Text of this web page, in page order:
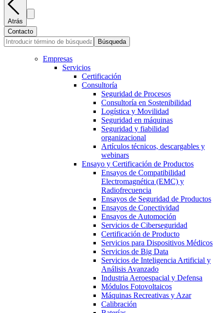
Atrás
Contacto
Búsqueda
Empresas
Servicios
Certificación
Consultoría
Seguridad de Procesos
Consultoría en Sostenibilidad
Logística y Movilidad
Seguridad en máquinas
Seguridad y fiabilidad
organizacional
Artículos técnicos, descargables y
webinars
Ensayo y Certificación de Productos
Ensayos de Compatibilidad
Electromagnética (EMC) y
Radiofrecuencia
Ensayos de Seguridad de Productos
Ensayos de Conectividad
Ensayos de Automoción
Servicios de Ciberseguridad
Certificación de Producto
Servicios para Dispositivos Médicos
Servicios de Big Data
Servicios de Inteligencia Artificial y
Análisis Avanzado
Industria Aeroespacial y Defensa
Módulos Fotovoltaicos
Máquinas Recreativas y Azar
Calibración